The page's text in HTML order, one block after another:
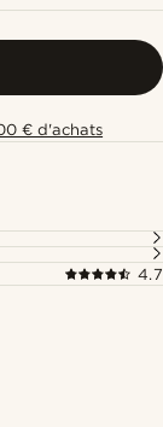
€ d'achats
4.7